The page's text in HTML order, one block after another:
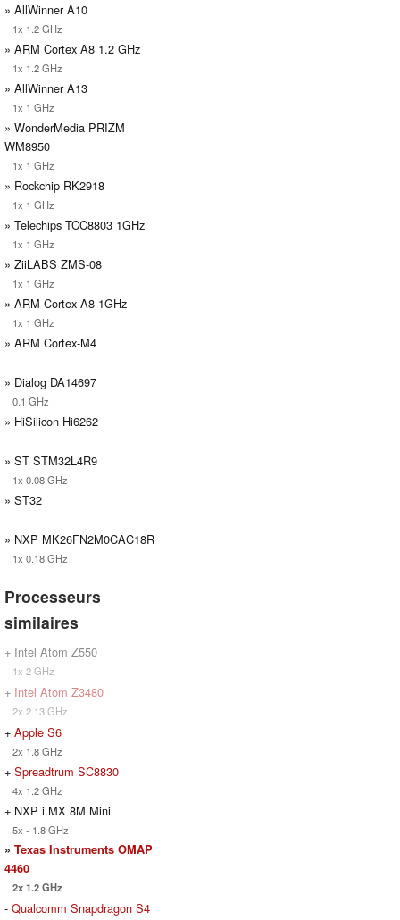
» AllWinner A10
1x 1.2 GHz
» ARM Cortex A8 1.2 GHz
1x 1.2 GHz
» AllWinner A13
1x 1 GHz
» WonderMedia PRIZM
WM8950
1x 1 GHz
» Rockchip RK2918
1x 1 GHz
» Telechips TCC8803 1GHz
1x 1 GHz
» ZiiLABS ZMS-08
1x 1 GHz
» ARM Cortex A8 1GHz
1x 1 GHz
» ARM Cortex-M4
» Dialog DA14697
0.1 GHz
» HiSilicon Hi6262
» ST STM32L4R9
1x 0.08 GHz
» ST32
» NXP MK26FN2M0CAC18R
1x 0.18 GHz
Processeurs
similaires
+ Intel Atom Z550
1x 2 GHz
+ Intel Atom Z3480
2x 2.13 GHz
+ Apple S6
2x 1.8 GHz
+ Spreadtrum SC8830
4x 1.2 GHz
+ NXP i.MX 8M Mini
5x - 1.8 GHz
» Texas Instruments OMAP
4460
2x 1.2 GHz
- Qualcomm Snapdragon S4